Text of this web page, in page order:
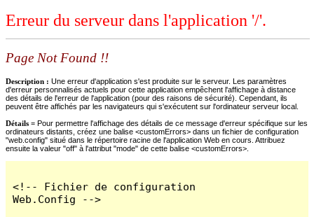
Erreur du serveur dans l'application '/'.
Page Not Found !!
Description : Une erreur d'application s'est produite sur le serveur. Les paramètres
d'erreur personnalisés actuels pour cette application empêchent l'affichage à distance
des détails de l'erreur de l'application (pour des raisons de sécurité). Cependant, ils
peuvent être affichés par les navigateurs qui s'exécutent sur l'ordinateur serveur local.
Détails = Pour permettre l'affichage des détails de ce message d'erreur spécifique sur les
ordinateurs distants, créez une balise <customErrors> dans un fichier de configuration
"web.config" situé dans le répertoire racine de l'application Web en cours. Attribuez
ensuite la valeur "off" à l'attribut "mode" de cette balise <customErrors>.
<!-- Fichier de configuration
Web.Config -->